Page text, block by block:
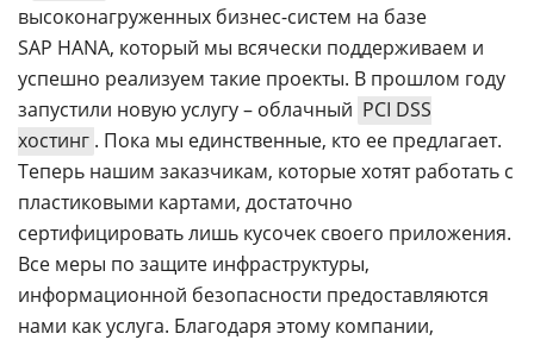
высоконагруженных бизнес-систем на базе
SAP HANA, который мы всячески поддерживаем и
успешно реализуем такие проекты. В прошлом году
запустили новую услугу – облачный PCI DSS
хостинг . Пока мы единственные, кто ее предлагает.
Теперь нашим заказчикам, которые хотят работать с
пластиковыми картами, достаточно
сертифицировать лишь кусочек своего приложения.
Все меры по защите инфраструктуры,
информационной безопасности предоставляются
нами как услуга. Благодаря этому компании,